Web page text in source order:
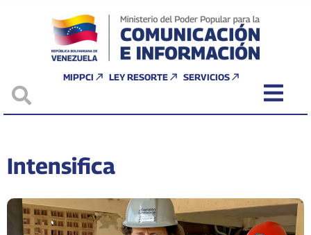
MIPPCI LEY RESORTE SERVICIOS
Intensifica